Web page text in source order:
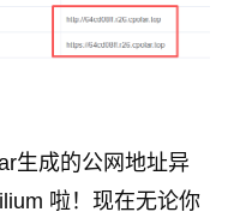
生成的公网地址异
啦！现在无论你